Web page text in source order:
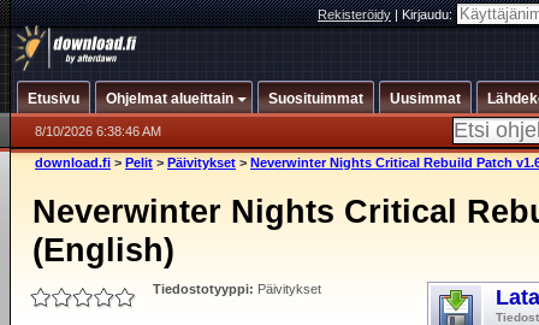
Rekisteröidy|Kirjaudu:
Etusivu Ohjelmat alueittain Suosituimmat Uusimmat
8/10/2026 6:38:46 AM
download.fi > Pelit > Päivitykset > Neverwinter Nights Critical Rebuild Patch
Neverwinter Nights Critical
(English)
Tiedostotyyppi: Päivitykset